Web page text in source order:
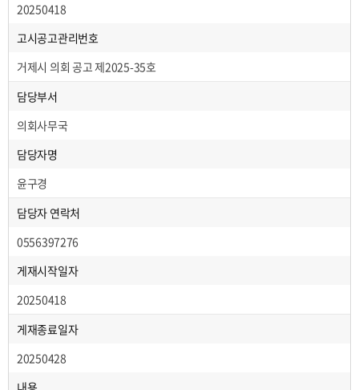
20250418
고시공고관리번호
거제시 의회 공고 제2025-35호
담당부서
의회사무국
담당자명
윤구경
담당자 연락처
0556397276
게재시작일자
20250418
게재종료일자
20250428
내용